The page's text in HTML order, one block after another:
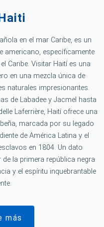
en el mar Caribe, es un
americano, específicamente
Caribe. Visitar Haití es una
en una mezcla única de
naturales impresionantes.
de Labadee y Jacmel hasta
Laferrière, Haití ofrece una
marcada por su legado
de América Latina y el
en 1804. Un dato
la primera república negra
y el espíritu inquebrantable
más